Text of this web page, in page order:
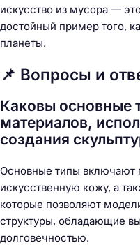
искусство из мусора —
достойный пример того,
планеты.
📌 Вопросы и
Каковы основные
материалов,
создания
Основные типы включают
искусственную кожу, а
которые позволяют
структуры, обладающие
долговечностью.